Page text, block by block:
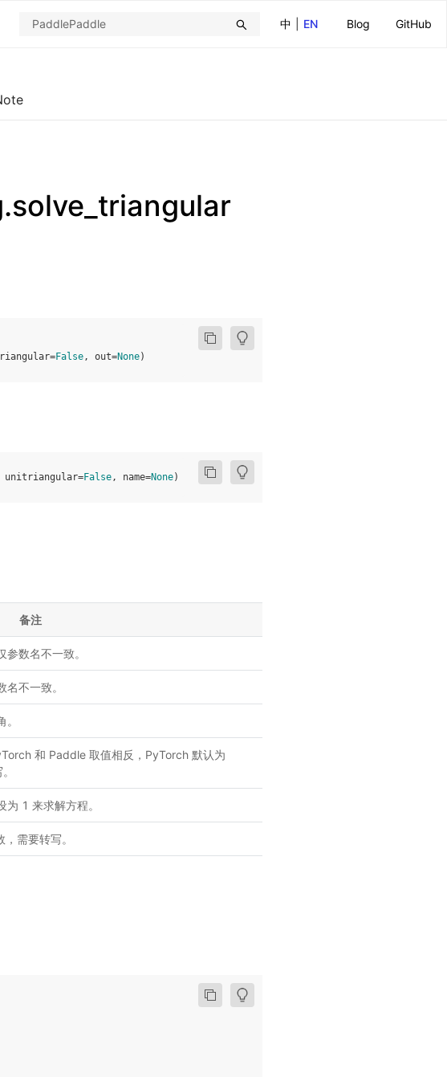
中
EN Blog GitHub
=False, out=None)
unitriangular=False, name=None)
备注
数名不一致。
不一致。
和 Paddle 取值相反，PyTorch 默认为
1 来求解方程。
需要转写。